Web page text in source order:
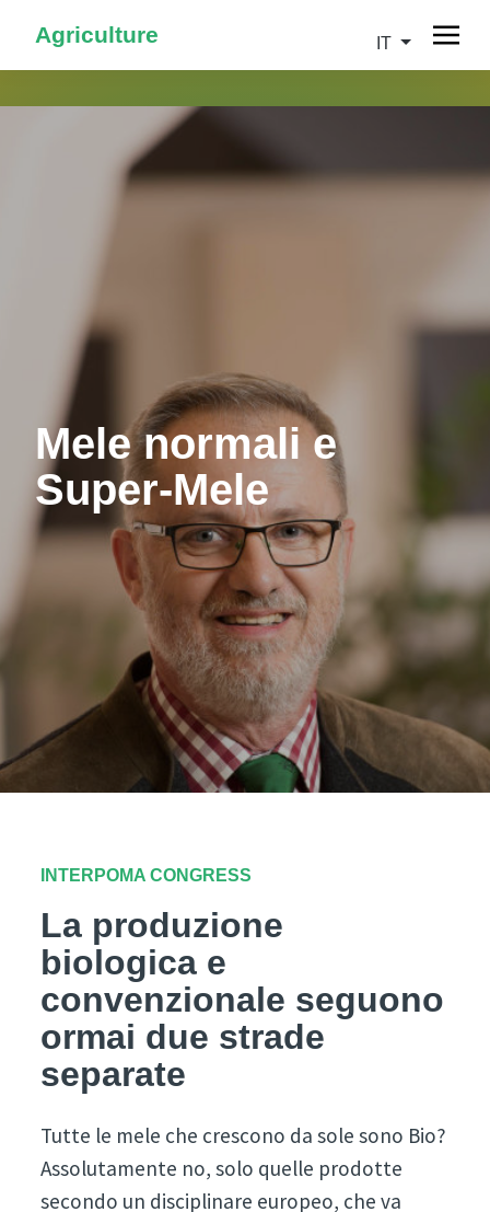
Agriculture IT
Mele normali e
Super-Mele
INTERPOMA CONGRESS
La produzione
biologica e
convenzionale seguono
ormai due strade
separate
Tutte le mele che crescono da sole sono Bio?
Assolutamente no, solo quelle prodotte
secondo un disciplinare europeo, che va